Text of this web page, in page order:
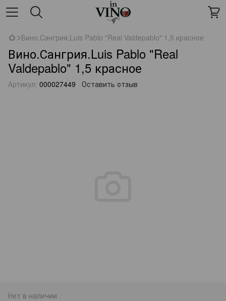
Вино.Сангрия.Luis Pablo "Real Valdepablo" 1,5 красное
Вино.Сангрия.Luis Pablo "Real
Valdepablo" 1,5 красное
Артикул: 000027449 Оставить отзыв
Нет в наличии